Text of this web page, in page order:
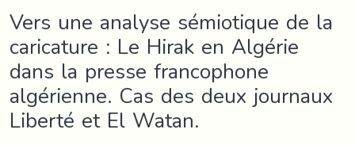
Vers une analyse sémiotique de la
caricature : Le Hirak en Algérie
dans la presse francophone
algérienne. Cas des deux journaux
Liberté et El Watan.